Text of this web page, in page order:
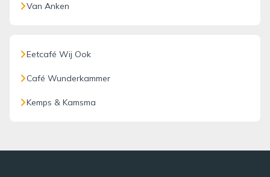
Van Anken
Eetcafé Wij Ook
Café Wunderkammer
Kemps & Kamsma